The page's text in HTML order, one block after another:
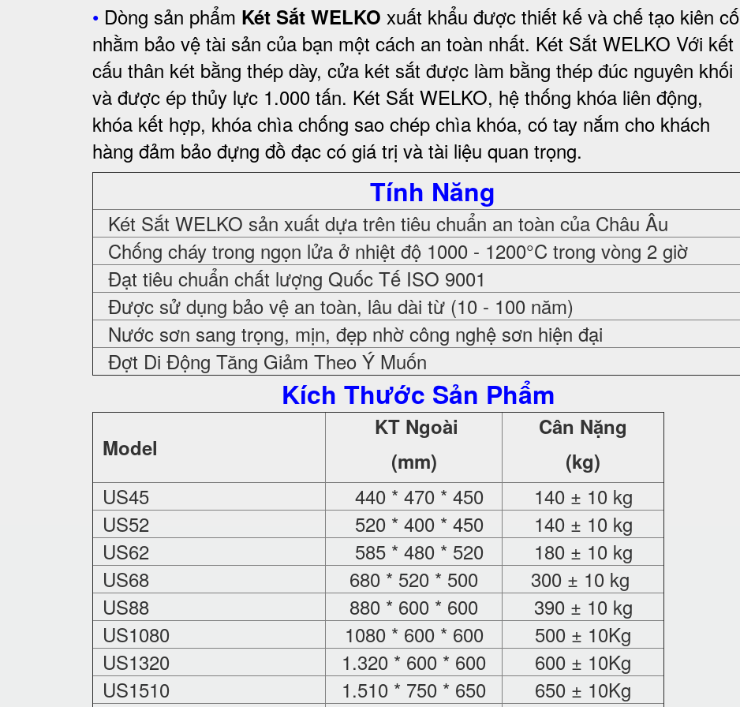
• Dòng sản phẩm Két Sắt WELKO xuất khẩu được thiết kế và chế tạo kiên cố
nhằm bảo vệ tài sản của bạn một cách an toàn nhất. Két Sắt WELKO Với kết
cấu thân két bằng thép dày, cửa két sắt được làm bằng thép đúc nguyên khối
và được ép thủy lực 1.000 tấn. Két Sắt WELKO, hệ thống khóa liên động,
khóa kết hợp, khóa chìa chống sao chép chìa khóa, có tay nắm cho khách
hàng đảm bảo đựng đồ đạc có giá trị và tài liệu quan trọng.
Tính Năng
Két Sắt WELKO sản xuất dựa trên tiêu chuẩn an toàn của Châu Âu
Chống cháy trong ngọn lửa ở nhiệt độ 1000 - 1200°C trong vòng 2 giờ
Đạt tiêu chuẩn chất lượng Quốc Tế ISO 9001
Được sử dụng bảo vệ an toàn, lâu dài từ (10 - 100 năm)
Nước sơn sang trọng, mịn, đẹp nhờ công nghệ sơn hiện đại
Đợt Di Động Tăng Giảm Theo Ý Muốn
Kích Thước Sản Phẩm
Model
KT Ngoài
(mm)
Cân Nặng
(kg)
US45 440 * 470 * 450
140 ± 10 kg
US52
520 * 400 * 450
140 ± 10 kg
US62
585 * 480 * 520
180 ± 10 kg
US68
680 * 520 * 500
300 ± 10 kg
US88
880 * 600 * 600
390 ± 10 kg
US1080
1080 * 600 * 600
500 ± 10Kg
US1320
1.320 * 600 * 600
600 ± 10Kg
US1510
1.510 * 750 * 650
650 ± 10Kg